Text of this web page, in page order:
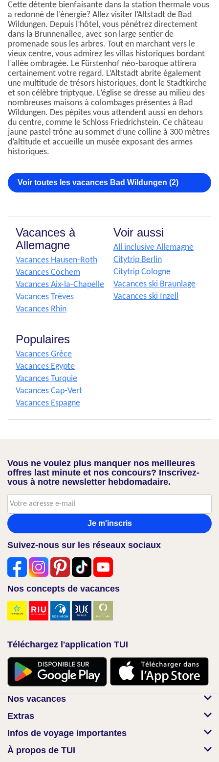
Cette détente bienfaisante dans la station thermale vous
a redonné de l’énergie? Allez visiter l’Altstadt de Bad
Wildungen. Depuis l’hôtel, vous pénétrez directement
dans la Brunnenallee, avec son large sentier de
promenade sous les arbres. Tout en marchant vers le
vieux centre, vous admirez les villas historiques bordant
l’allée ombragée. Le Fürstenhof néo-baroque attirera
certainement votre regard. L’Altstadt abrite également
une multitude de trésors historiques, dont le Stadtkirche
et son célèbre triptyque. L’église se dresse au milieu des
nombreuses maisons à colombages présentes à Bad
Wildungen. Des pépites vous attendent aussi en dehors
du centre, comme le Schloss Friedrichstein. Ce château
jaune pastel trône au sommet d’une colline à 300 mètres
d’altitude et accueille un musée exposant des armes
historiques.
Voir toutes les vacances Bad Wildungen (2)
Vacances à
Allemagne
Vacances Hausen-Roth
Vacances Cochem
Vacances Aix-la-Chapelle
Vacances Trèves
Vacances Rhin
Voir aussi
All inclusive Allemagne
Citytrip Berlin
Citytrip Cologne
Vacances ski Braunlage
Vacances ski Inzell
Populaires
Vacances Grèce
Vacances Egypte
Vacances Turquie
Vacances Cap-Vert
Vacances Espagne
Vous ne voulez plus manquer nos meilleures
offres last minute et nos concours? Inscrivez-
vous à notre newsletter hebdomadaire.
Je m'inscris
Suivez-nous sur les réseaux sociaux
Nos concepts de vacances
Téléchargez l'application TUI
Nos vacances
Extras
Infos de voyage importantes
À propos de TUI